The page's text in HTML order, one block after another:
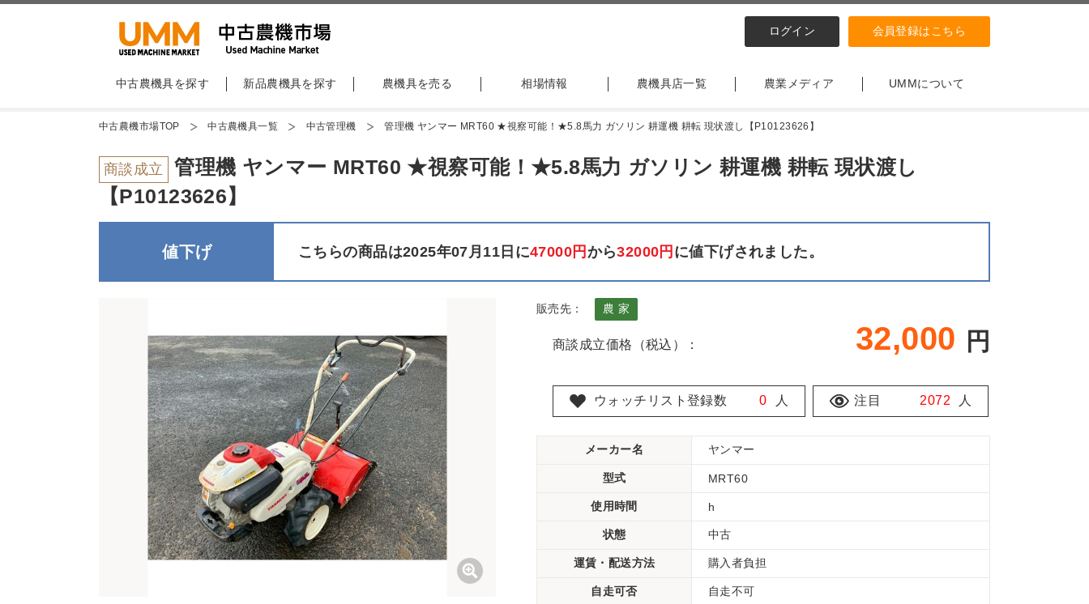
ログイン 会員登録はこちら
中古農機具を探す 新品農機具を探す 農機具を売る 相場情報 農機具店一覧 農業メディア UMMについて
中古農機市場TOP 中古農機具一覧 中古管理機 管理機 ヤンマー MRT60 ★視察可能！★5.8馬力 ガソリン 耕運機 耕転 現状渡し【P10123626】
商談成立 管理機 ヤンマー MRT60 ★視察可能！★5.8馬力 ガソリン 耕運機 耕転 現状渡し
【P10123626】
値下げ こちらの商品は2025年07月11日に47000円 から32000円 に値下げされました。
販売先： 農 家
商談成立価格（税込）： 32,000 円
ウォッチリスト登録数 0 人 注目 2072 人
メーカー名 ヤンマー
型式 MRT60
使用時間 h
状態 中古
運賃・配送方法 購入者負担
自走可否 自走不可